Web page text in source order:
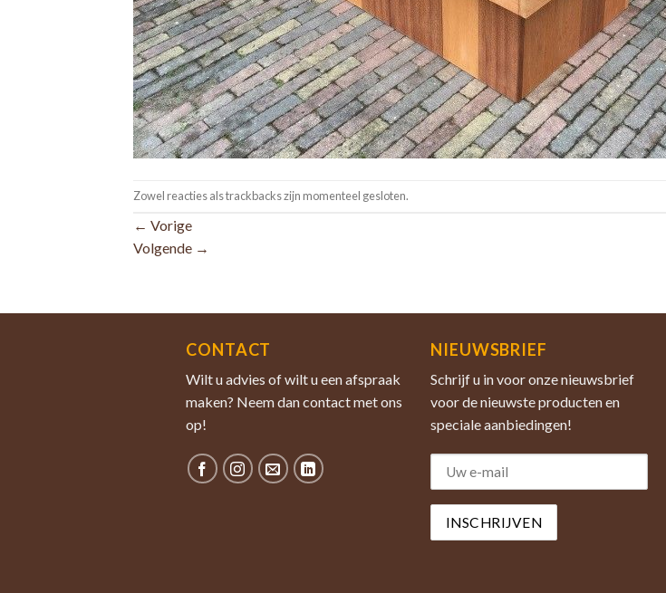
Zowel reacties als trackbacks zijn momenteel gesloten.
← Vorige
Volgende →
CONTACT
Wilt u advies of wilt u een afspraak
maken? Neem dan contact met ons
op!
NIEUWSBRIEF
Schrijf u in voor onze nieuwsbrief
voor de nieuwste producten en
speciale aanbiedingen!